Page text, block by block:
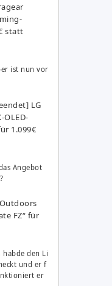
statt
ist nun vor
LG
OLED-
1.099€
Angebot
FZ“ für
den Li
und er f
er